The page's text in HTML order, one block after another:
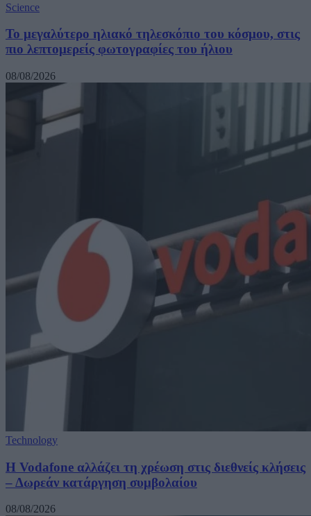
Science
Το μεγαλύτερο ηλιακό τηλεσκόπιο του κόσμου, στις
πιο λεπτομερείς φωτογραφίες του ήλιου
08/08/2026
Technology
Η Vodafone αλλάζει τη χρέωση στις διεθνείς κλήσεις
– Δωρεάν κατάργηση συμβολαίου
08/08/2026